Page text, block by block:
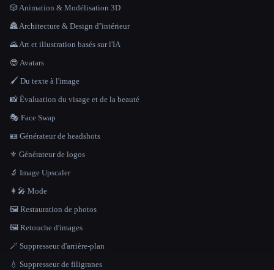
🎲 Animation & Modélisation 3D
🏯 Architecture & Design d''intérieur
🌄 Art et illustration basés sur l'IA
😎 Avatars
🖌️ Du texte à l'image
📸 Évaluation du visage et de la beauté
🎭 Face Swap
🪪 Générateur de headshots
⚜️ Générateur de logos
🔬 Image Upscaler
👩‍🎤 Mode
🖼️ Restauration de photos
🖼️ Retouche d'images
🪄 Suppresseur d'arrière-plan
💧 Suppresseur de filigranes